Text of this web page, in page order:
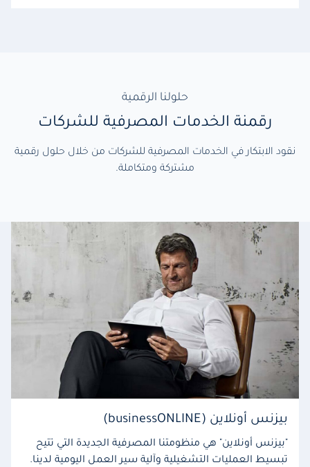
حلولنا الرقمية
رقمنة الخدمات المصرفية للشركات
نقود الابتكار في الخدمات المصرفية للشركات من خلال حلول رقمية
مشتركة ومتكاملة.
بيزنس أونلاين (businessONLINE)
"بيزنس أونلاين" هي منظومتنا المصرفية الجديدة التي تتيح
تبسيط العمليات التشغيلية وآلية سير العمل اليومية لدينا.